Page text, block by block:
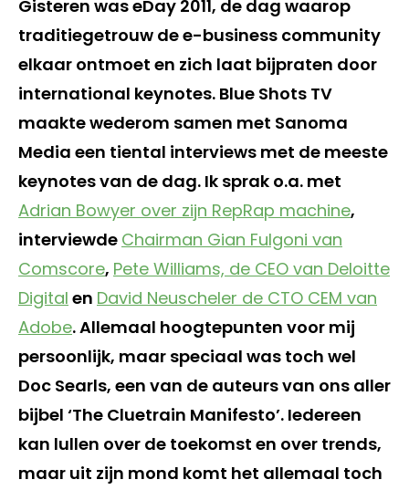
Gisteren was eDay 2011, de dag waarop
traditiegetrouw de e-business community
elkaar ontmoet en zich laat bijpraten door
international keynotes. Blue Shots TV
maakte wederom samen met Sanoma
Media een tiental interviews met de meeste
keynotes van de dag. Ik sprak o.a. met
Adrian Bowyer over zijn RepRap machine,
interviewde Chairman Gian Fulgoni van
Comscore, Pete Williams, de CEO van Deloitte
Digital en David Neuscheler de CTO CEM van
Adobe. Allemaal hoogtepunten voor mij
persoonlijk, maar speciaal was toch wel
Doc Searls, een van de auteurs van ons aller
bijbel ‘The Cluetrain Manifesto’. Iedereen
kan lullen over de toekomst en over trends,
maar uit zijn mond komt het allemaal toch